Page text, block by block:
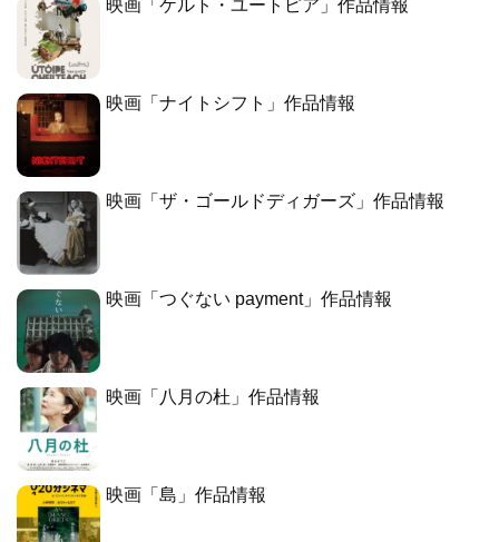
映画「ケルト・ユートピア」作品情報
映画「ナイトシフト」作品情報
映画「ザ・ゴールドディガーズ」作品情報
映画「つぐない payment」作品情報
映画「八月の杜」作品情報
映画「島」作品情報